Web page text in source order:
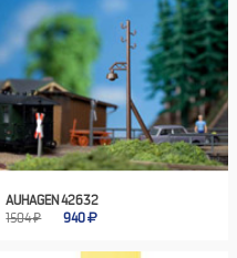
AUHAGEN 42632
1504 ₽
940